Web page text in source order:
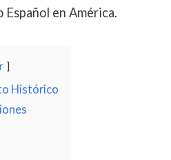
Español en América.
Histórico